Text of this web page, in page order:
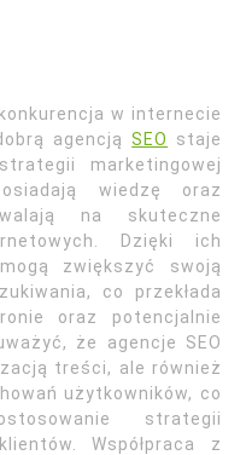
w internecie
agencjąSEO
staje
marketingowej
wiedzę oraz
na skuteczne
Dzięki ich
zwiększyć swoją
co przekłada
oraz potencjalnie
że agencje SEO
treści, ale również
użytkowników, co
strategii
Współpraca z